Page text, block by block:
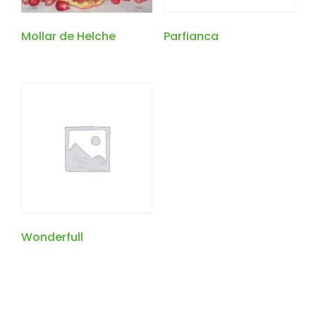
Mollar de Helche Parfianca
Wonderfull